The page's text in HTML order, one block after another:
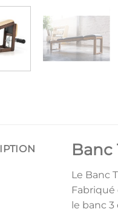
Banc
Le Banc
Fabriqué
le banc 3